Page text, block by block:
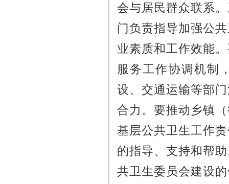
会与居民群众联系
门负责指导加强公
业素质和工作效能
服务工作协调机制
设、交通运输等部
合力。要推动乡镇
基层公共卫生工作
的指导、支持和帮
共卫生委员会建设